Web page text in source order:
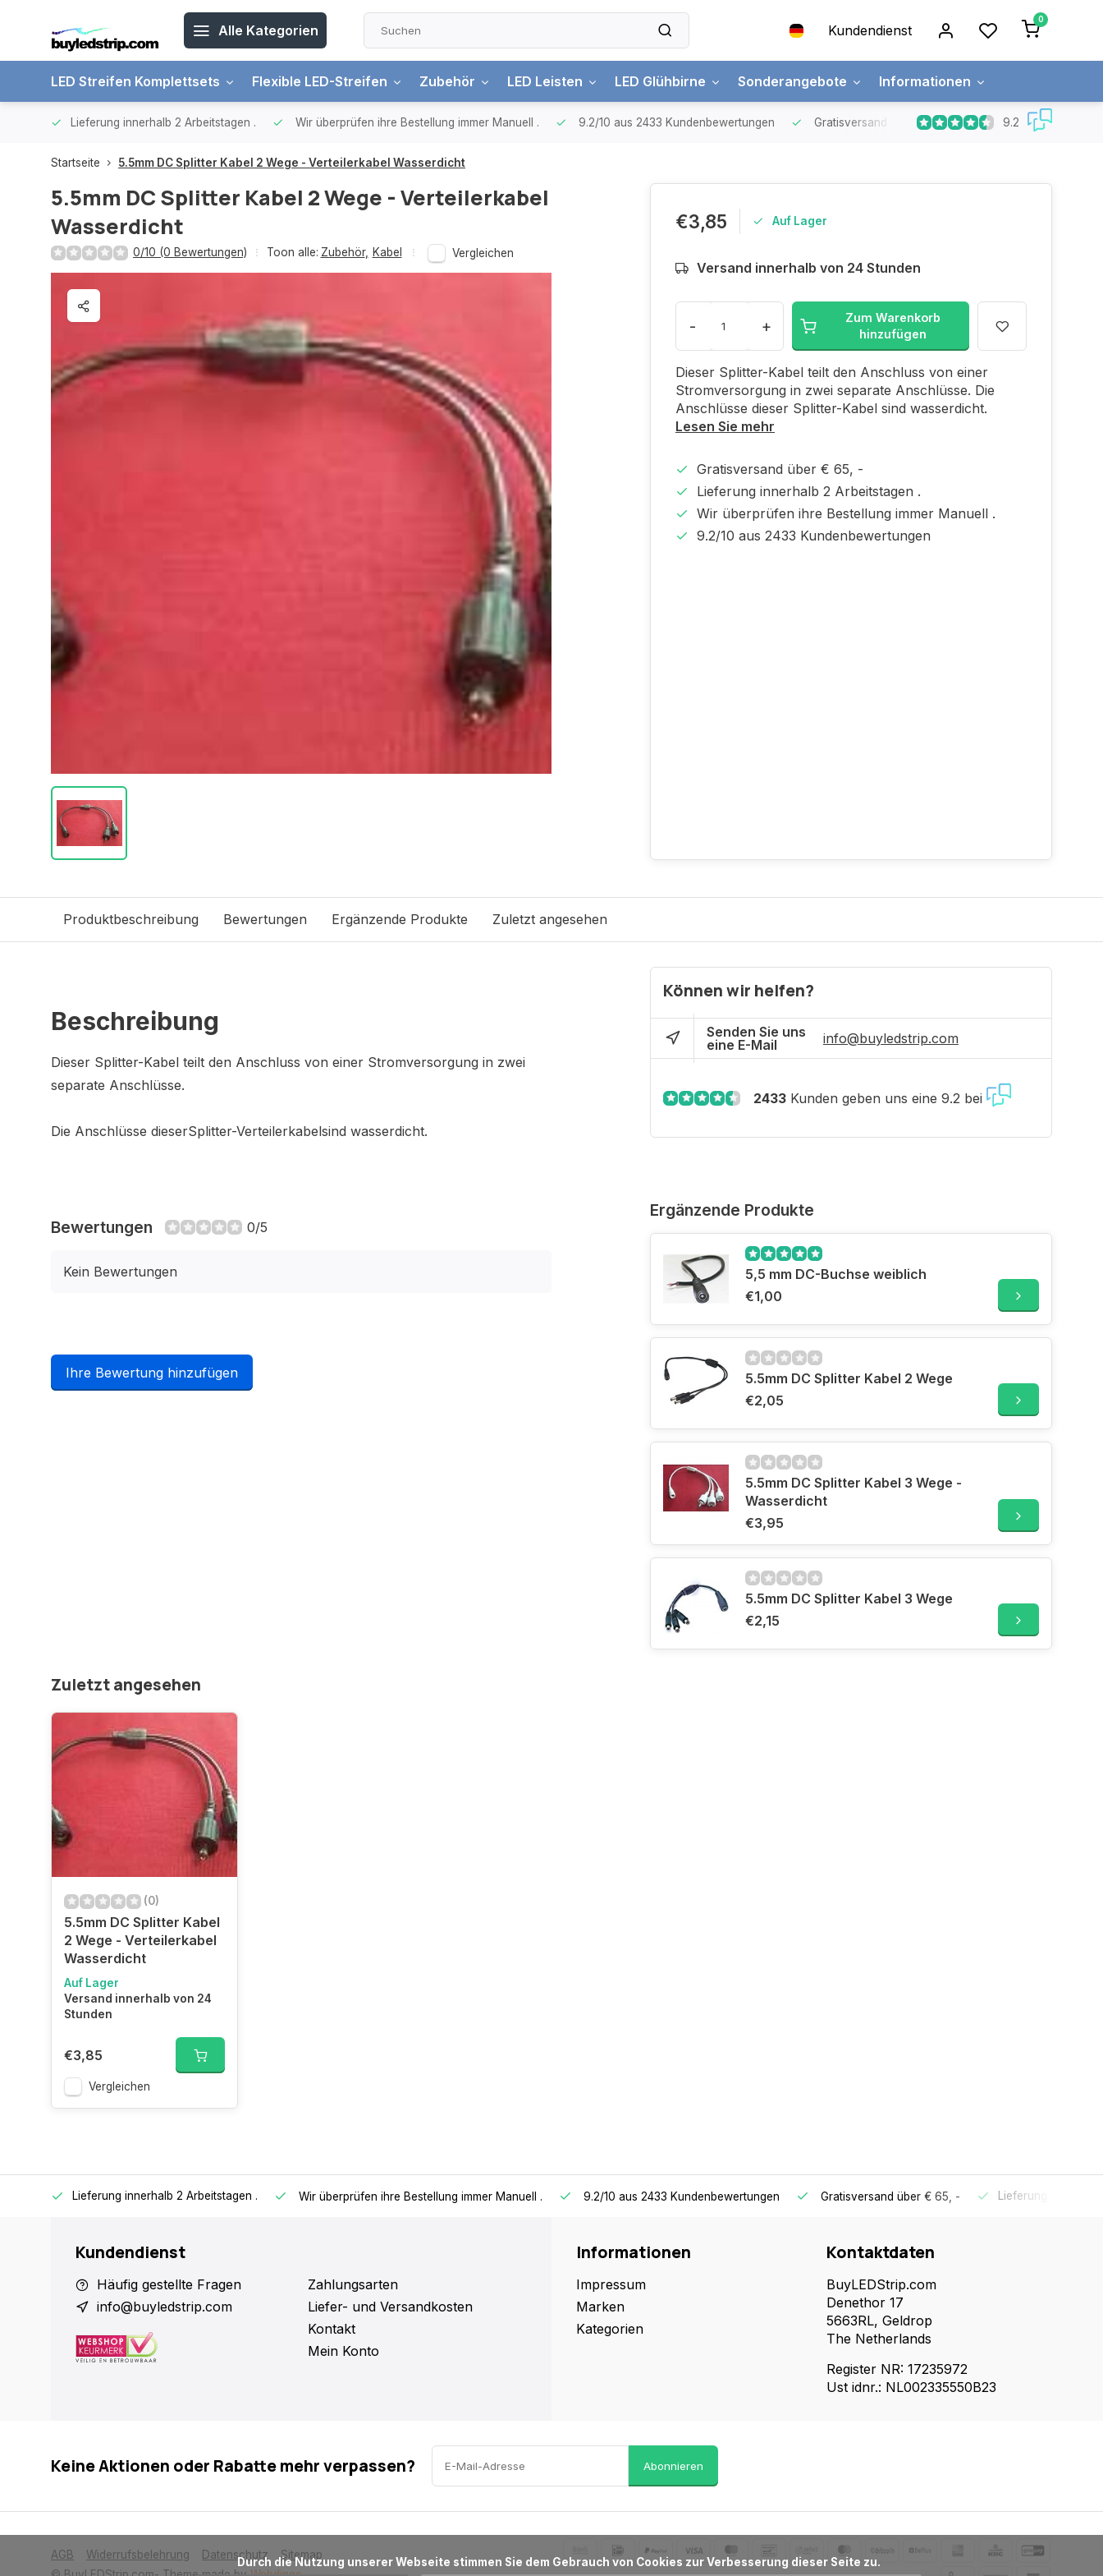
Alle Kategorien Kundendienst
0
LED Streifen Komplettsets Flexible LED-Streifen Zubehör LED Leisten LED Glühbirne Sonderangebote Informationen
Lieferung innerhalb 2 Arbeitstagen . Wir überprüfen ihre Bestellung immer Manuell . 9.2/10 aus 2433 Kundenbewertungen Gratisversand über € 65, - Lieferung innerhalb
9.2
Startseite 5.5mm DC Splitter Kabel 2 Wege - Verteilerkabel Wasserdicht
5.5mm DC Splitter Kabel 2 Wege - Verteilerkabel
Wasserdicht
0/10 (0 Bewertungen) Toon alle: Zubehör, Kabel Vergleichen
€3,85 Auf Lager
Versand innerhalb von 24 Stunden
- +
Zum Warenkorb
hinzufügen
Dieser Splitter-Kabel teilt den Anschluss von einer
Stromversorgung in zwei separate Anschlüsse. Die
Anschlüsse dieser Splitter-Kabel sind wasserdicht.
Lesen Sie mehr
Gratisversand über € 65, -
Lieferung innerhalb 2 Arbeitstagen .
Wir überprüfen ihre Bestellung immer Manuell .
9.2/10 aus 2433 Kundenbewertungen
Produktbeschreibung Bewertungen Ergänzende Produkte Zuletzt angesehen
Beschreibung
Dieser Splitter-Kabel teilt den Anschluss von einer Stromversorgung in zwei
separate Anschlüsse.
Die Anschlüsse dieserSplitter-Verteilerkabelsind wasserdicht.
Bewertungen 0/5
Kein Bewertungen
Ihre Bewertung hinzufügen
Können wir helfen?
Senden Sie uns
eine E-Mail
info@buyledstrip.com
2433 Kunden geben uns eine 9.2 bei
Ergänzende Produkte
5,5 mm DC-Buchse weiblich
€1,00
5.5mm DC Splitter Kabel 2 Wege
€2,05
5.5mm DC Splitter Kabel 3 Wege -
Wasserdicht
€3,95
5.5mm DC Splitter Kabel 3 Wege
€2,15
Zuletzt angesehen
(0)
5.5mm DC Splitter Kabel
2 Wege - Verteilerkabel
Wasserdicht
Auf Lager
Versand innerhalb von 24
Stunden
€3,85
Vergleichen
Lieferung innerhalb 2 Arbeitstagen . Wir überprüfen ihre Bestellung immer Manuell . 9.2/10 aus 2433 Kundenbewertungen Gratisversand über € 65, - Lieferung
Kundendienst
Häufig gestellte Fragen
info@buyledstrip.com
Zahlungsarten
Liefer- und Versandkosten
Kontakt
Mein Konto
Informationen
Impressum
Marken
Kategorien
Kontaktdaten
BuyLEDStrip.com
Denethor 17
5663RL, Geldrop
The Netherlands
Register NR: 17235972
Ust idnr.: NL002335550B23
Keine Aktionen oder Rabatte mehr verpassen? Abonnieren
AGB Widerrufsbelehrung Datenschutz
Sitemap
      Durch die Nutzung unserer Webseite stimmen Sie dem Gebrauch von Cookies zur Verbesserung dieser Seite zu.